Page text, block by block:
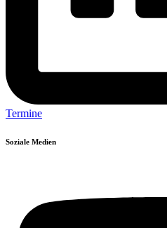
Termine
Soziale Medien